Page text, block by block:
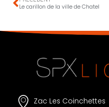
Le carillon de la ville de Chatel
Zac Les Coinchettes